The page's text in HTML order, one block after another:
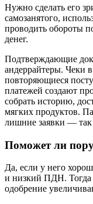
Нужно сделать его
самозанятого,
проводить обороты
денег.
Подтверждающие
андеррайтеры. Чеки
повторяющиеся
платежей создают
собрать историю,
мягких продуктов.
лишние заявки — так
Поможет ли
Да, если у него
и низкий ПДН. Тогда
одобрение